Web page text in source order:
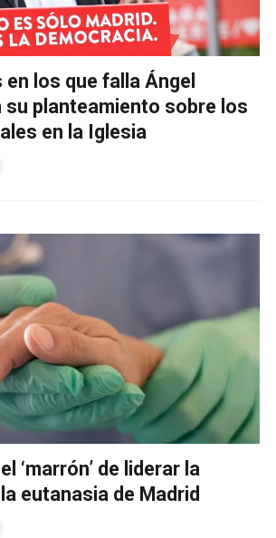
los que falla Ángel
su planteamiento sobre los
en la Iglesia
‘marrón’ de liderar la
eutanasia de Madrid